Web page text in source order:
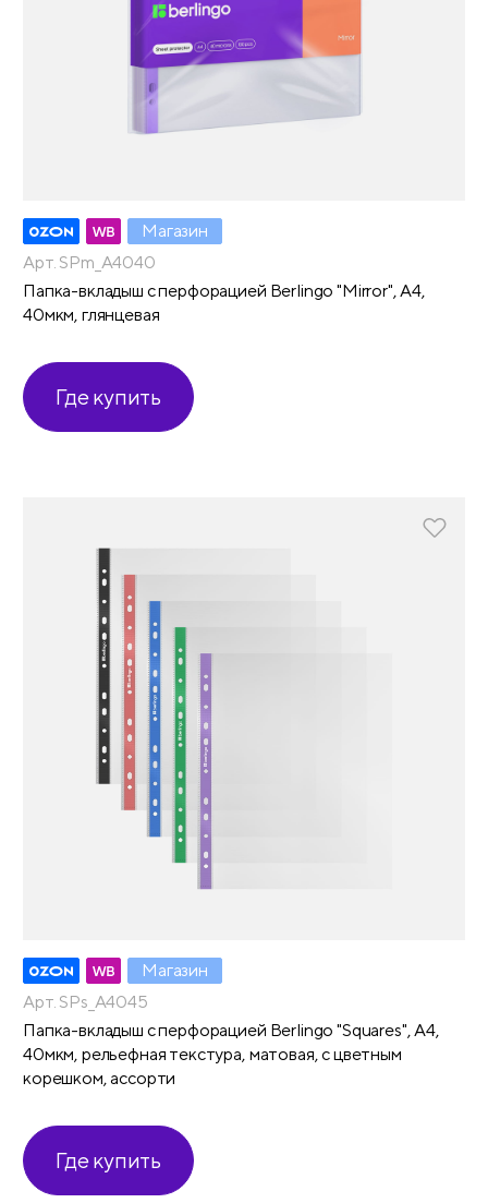
Магазин
Арт. SPm_A4040
Папка-вкладыш с перфорацией Berlingo "Mirror", А4,
40мкм, глянцевая
Где купить
Магазин
Арт. SPs_A4045
Папка-вкладыш с перфорацией Berlingo "Squares", А4,
40мкм, рельефная текстура, матовая, с цветным
корешком, ассорти
Где купить